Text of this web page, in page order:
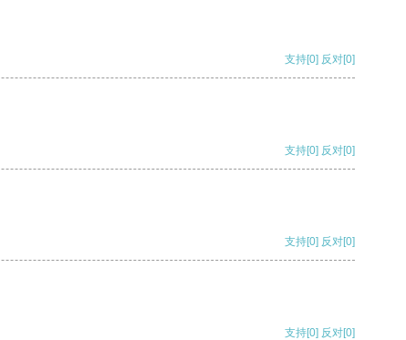
支持[0] 反对[0]
支持[0] 反对[0]
支持[0] 反对[0]
支持[0] 反对[0]